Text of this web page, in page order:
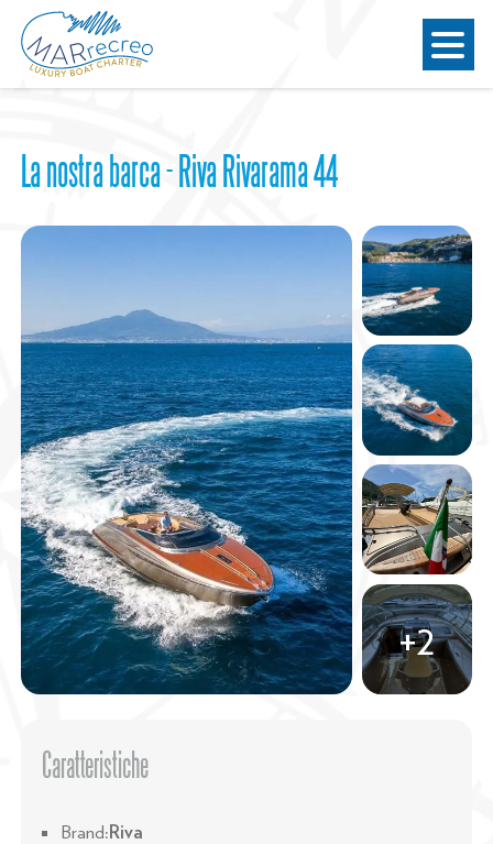
La nostra barca - Riva Rivarama 44
Caratteristiche
Brand:Riva